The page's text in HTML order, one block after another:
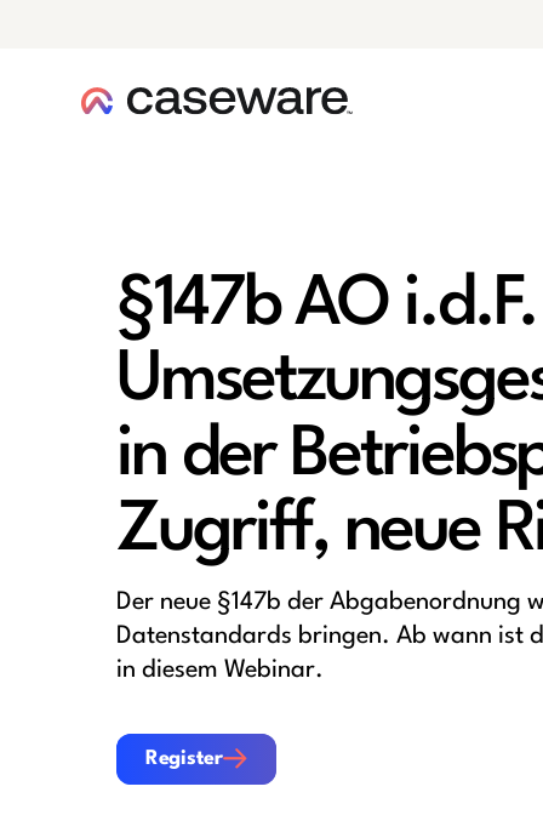
§147b AO
in der
Zugriff, neue
Der neue §147b der Abgabenordnung
Datenstandards bringen. Ab wann ist
in diesem Webinar.
Register
Register